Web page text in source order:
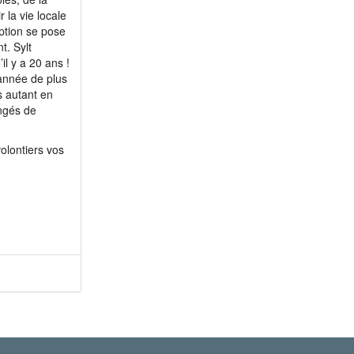
la vie locale
se pose
Sylt
y a 20 ans !
de plus
autant en
de
vos